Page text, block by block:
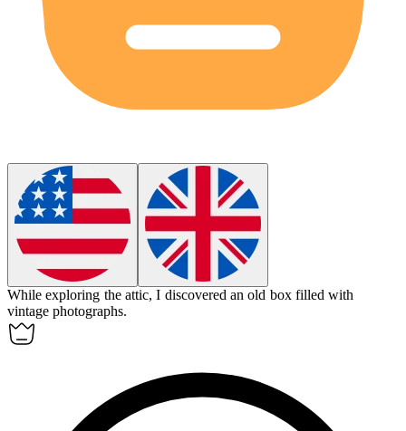
While exploring the attic, I discovered an old box filled with
vintage photographs.